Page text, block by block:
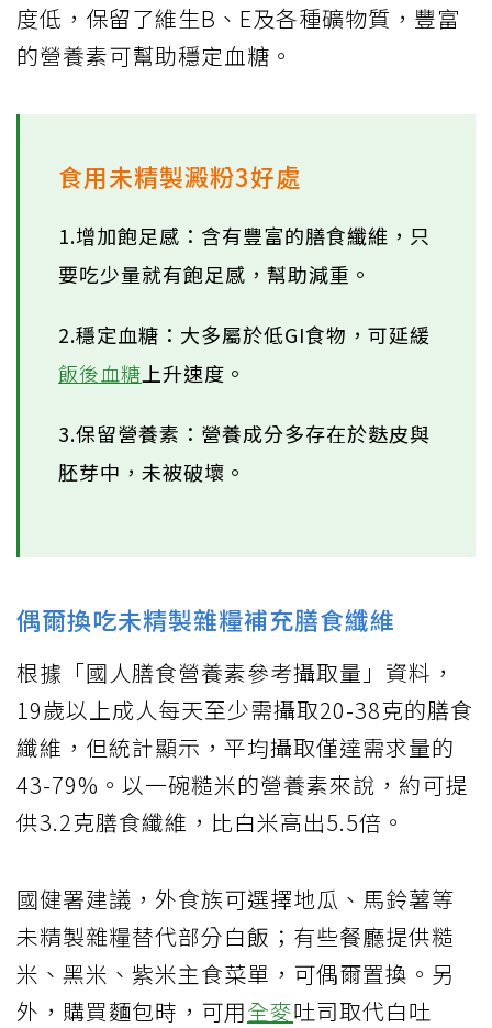
度低，保留了維生B、E及各種礦物質，豐富
的營養素可幫助穩定血糖。
食用未精製澱粉3好處
1.增加飽足感：含有豐富的膳食纖維，只
要吃少量就有飽足感，幫助減重。
2.穩定血糖：大多屬於低GI食物，可延緩
飯後血糖 上升速度。
3.保留營養素：營養成分多存在於麩皮與
胚芽中，未被破壞。
偶爾換吃未精製雜糧補充膳食纖維
根據「國人膳食營養素參考攝取量」資料，
19歲以上成人每天至少需攝取20-38克的膳食
纖維，但統計顯示，平均攝取僅達需求量的
43-79%。以一碗糙米的營養素來說，約可提
供3.2克膳食纖維，比白米高出5.5倍。
國健署建議，外食族可選擇地瓜、馬鈴薯等
未精製雜糧替代部分白飯；有些餐廳提供糙
米、黑米、紫米主食菜單，可偶爾置換。另
外，購買麵包時，可用全麥吐司取代白吐